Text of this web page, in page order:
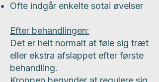
Ofte indgår enkelte sotai øvelser
Efter behandlingen:
Det er helt normalt at føle sig træt
eller ekstra afslappet efter første
behandling.